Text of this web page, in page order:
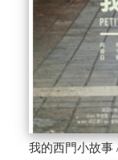
我的西門小故事